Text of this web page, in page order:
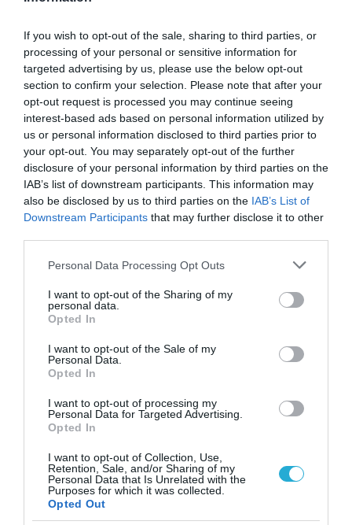
If you wish to opt-out of the sale, sharing to third parties, or
processing of your personal or sensitive information for
targeted advertising by us, please use the below opt-out
section to confirm your selection. Please note that after your
opt-out request is processed you may continue seeing
interest-based ads based on personal information utilized by
us or personal information disclosed to third parties prior to
your opt-out. You may separately opt-out of the further
disclosure of your personal information by third parties on the
IAB’s list of downstream participants. This information may
also be disclosed by us to third parties on the IAB’s List of
Downstream Participants that may further disclose it to other
Please note that this website/app uses one or more Google
not limited to your visit or usage behaviour. You may click to
grant or deny consent to Google and its third-party tags to
use your data for below specified purposes in below Google
consent section.
Personal Data Processing Opt Outs
I want to opt-out of the Sharing of my
personal data.
Opted In
I want to opt-out of the Sale of my
Personal Data.
Opted In
I want to opt-out of processing my
Personal Data for Targeted Advertising.
Opted In
I want to opt-out of Collection, Use,
Retention, Sale, and/or Sharing of my
Personal Data that Is Unrelated with the
Purposes for which it was collected.
Opted Out
Ο Γιάννης Αλαφούζος «τέλειωσε» τον
Κωνσταντίνο Ζούλα από τον ΣΚΑΪ – Ο λόγος της
απομάκρυνσής του
ΠΟΛΙΤΙΚΗ
08.08.2026 | 09:02
«Η απόλυτη τραγωδία»: Η «αιχμηρή» ανάρτηση
του Αρκά για τα τατουάζ (φωτο)